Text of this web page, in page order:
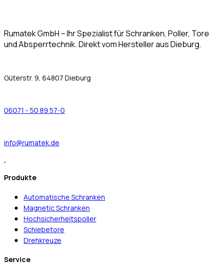
Rumatek GmbH – Ihr Spezialist für Schranken, Poller, Tore
und Absperrtechnik. Direkt vom Hersteller aus Dieburg.
Güterstr. 9, 64807 Dieburg
06071 - 50 89 57-0
info@rumatek.de
Produkte
Automatische Schranken
Magnetic Schranken
Hochsicherheitspoller
Schiebetore
Drehkreuze
Service